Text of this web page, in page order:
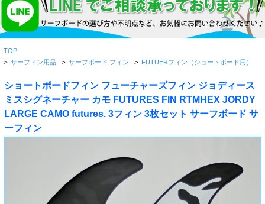
TOP
> サーフィン用品 > サーフボード フィン > FUTUERフィン（ショートボード用）
ショートボードフィン フューチャーズフィン ジョディース
ミスシグネーチャー カモ FUTURES FIN RTMHEX JORDY
LARGE CAMO futures. 3フィン 3枚セット サーフボード サ
ーフィン